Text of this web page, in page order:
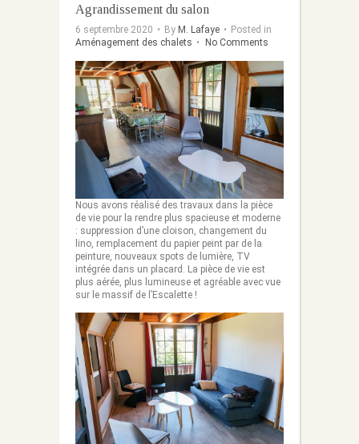
Agrandissement du salon
6 septembre 2020 • By M. Lafaye • Posted in
Aménagement des chalets • No Comments
Nous avons réalisé des travaux dans la pièce
de vie pour la rendre plus spacieuse et moderne
: suppression d’une cloison, changement du
lino, remplacement du papier peint par de la
peinture, nouveaux spots de lumière, TV
intégrée dans un placard. La pièce de vie est
plus aérée, plus lumineuse et agréable avec vue
sur le massif de l’Escalette !